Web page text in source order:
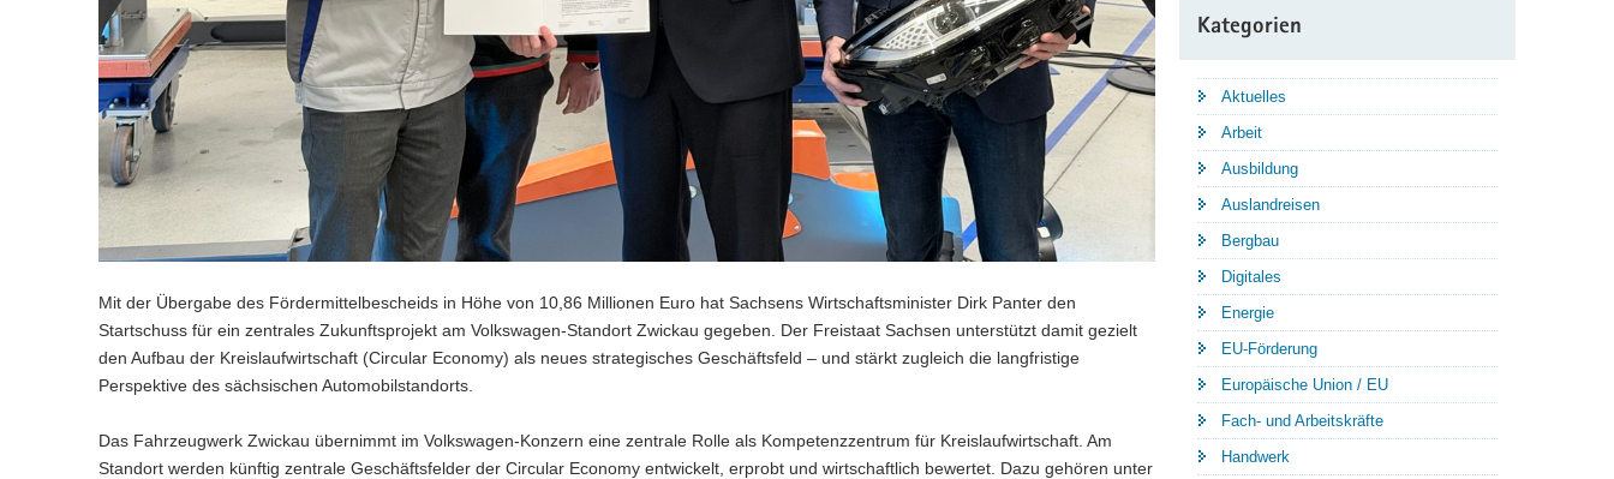
Mit der Übergabe des Fördermittelbescheids in Höhe von 10,86 Millionen Euro hat Sachsens Wirtschaftsminister Dirk Panter den
Startschuss für ein zentrales Zukunftsprojekt am Volkswagen-Standort Zwickau gegeben. Der Freistaat Sachsen unterstützt damit gezielt
den Aufbau der Kreislaufwirtschaft (Circular Economy) als neues strategisches Geschäftsfeld – und stärkt zugleich die langfristige
Perspektive des sächsischen Automobilstandorts.
Das Fahrzeugwerk Zwickau übernimmt im Volkswagen-Konzern eine zentrale Rolle als Kompetenzzentrum für Kreislaufwirtschaft. Am
Standort werden künftig zentrale Geschäftsfelder der Circular Economy entwickelt, erprobt und wirtschaftlich bewertet. Dazu gehören unter
Kategorien
Aktuelles
Arbeit
Ausbildung
Auslandreisen
Bergbau
Digitales
Energie
EU-Förderung
Europäische Union / EU
Fach- und Arbeitskräfte
Handwerk